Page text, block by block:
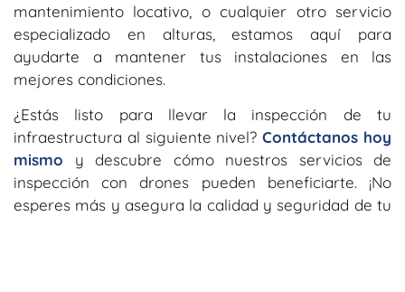
mantenimiento locativo, o cualquier otro servicio
especializado en alturas, estamos aquí para
ayudarte a mantener tus instalaciones en las
mejores condiciones.
¿Estás listo para llevar la inspección de tu
infraestructura al siguiente nivel?Contáctanos hoy
mismo y descubre cómo nuestros servicios de
inspección con drones pueden beneficiarte. ¡No
esperes más y asegura la calidad y seguridad de tu